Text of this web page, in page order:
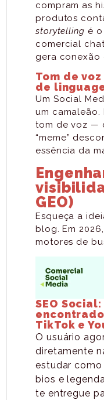
compram as
produtos
storytelling é
comercial
gera conexão
Tom de
de
Um Social
um
tom de voz —
“meme”
essência da
GEO)
Esqueça a
blog. Em
motores de
SEO
TikTok e
O usuário
diretamente
estudar como
bios e
te entregue